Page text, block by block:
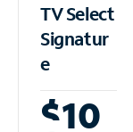
TV Select
Signatur
e
$10